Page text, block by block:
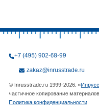
+7 (495) 902-68-99
zakaz@inrusstrade.ru
© Inrusstrade.ru 1999-2026. «
частичное копирование
Политика конфиденциальности